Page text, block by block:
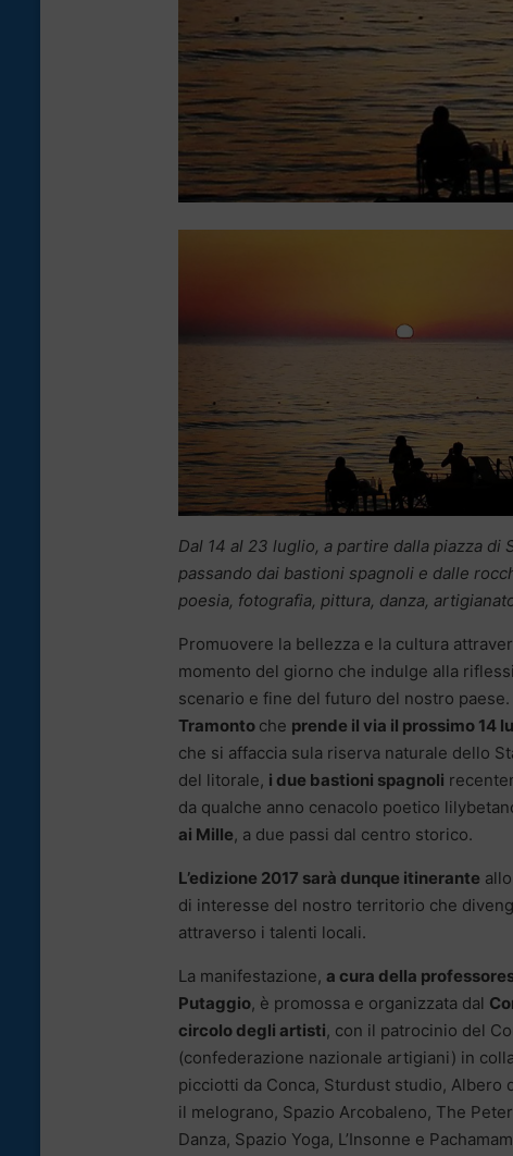
Dal 14 al 23 luglio, a partire dalla piazza
passando dai bastioni spagnoli e dalle
poesia, fotografia, pittura, danza,
Promuovere la bellezza e la cultura
momento del giorno che indulge alla
scenario e fine del futuro del nostro
Tramonto che prende il via il prossimo 14
che si affaccia sula riserva naturale dello
del litorale, i due bastioni spagnoli
da qualche anno cenacolo poetico
ai Mille, a due passi dal centro storico.
L’edizione 2017 sarà dunque itinerante
di interesse del nostro territorio che
attraverso i talenti locali.
La manifestazione, a cura della
Putaggio, è promossa e organizzata dal
circolo degli artisti, con il patrocinio del
(confederazione nazionale artigiani) in
picciotti da Conca, Sturdust studio, Albero
il melograno, Spazio Arcobaleno, The
Danza, Spazio Yoga, L’Insonne e